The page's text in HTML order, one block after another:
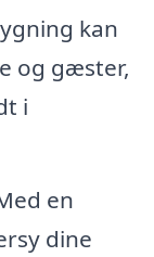
kan
og gæster,
i
en
dine